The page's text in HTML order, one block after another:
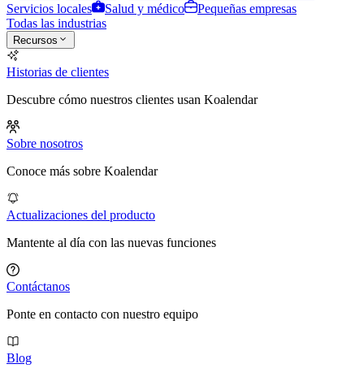
Servicios locales
Salud y médico
Pequeñas empresas
Todas las industrias
Recursos
Historias de clientes
Descubre cómo nuestros clientes usan Koalendar
Sobre nosotros
Conoce más sobre Koalendar
Actualizaciones del producto
Mantente al día con las nuevas funciones
Contáctanos
Ponte en contacto con nuestro equipo
Blog